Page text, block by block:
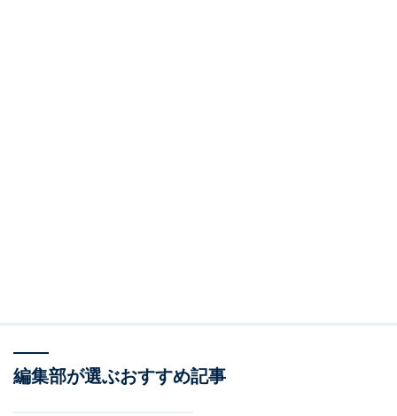
的に利用される、地域密着型の道の駅です。
編集部が選ぶおすすめ記事